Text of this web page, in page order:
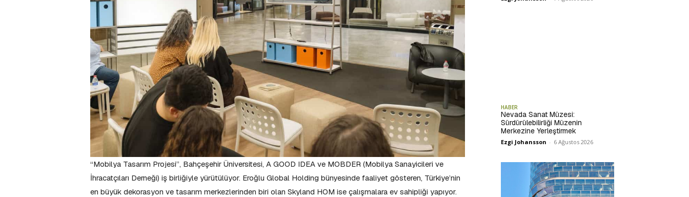
“Mobilya Tasarım Projesi”, Bahçeşehir Üniversitesi, A GOOD IDEA ve MOBDER (Mobilya Sanayicileri ve
İhracatçıları Derneği) iş birliğiyle yürütülüyor. Eroğlu Global Holding bünyesinde faaliyet gösteren, Türkiye’nin
en büyük dekorasyon ve tasarım merkezlerinden biri olan Skyland HOM ise çalışmalara ev sahipliği yapıyor.
HABER
Nevada Sanat Müzesi:
Sürdürülebilirliği Müzenin
Merkezine Yerleştirmek
Ezgi Johansson - 6 Ağustos 2026